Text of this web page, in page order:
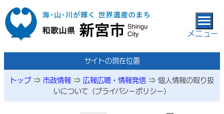
本文へ移動
メニュー
サイトの現在位置
トップ ⇒ 市政情報 ⇒ 広報広聴・情報発信 ⇒ 個人情報の取り扱
いについて（プライバシーポリシー）